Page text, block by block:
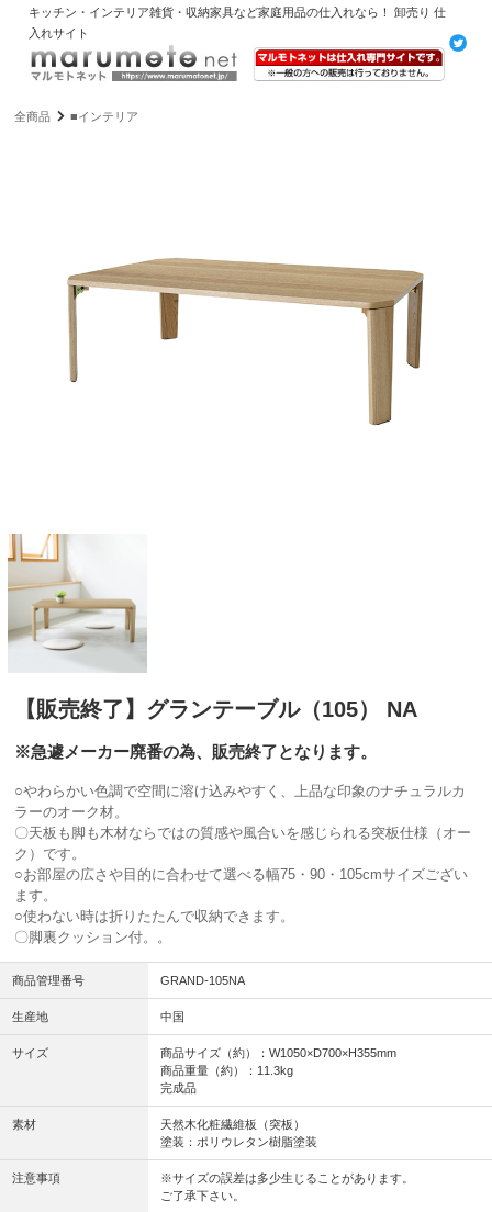
キッチン・インテリア雑貨・収納家具など家庭用品の仕入れなら！ 卸売り 仕
入れサイト
全商品 ■インテリア
【販売終了】グランテーブル（105） NA
※急遽メーカー廃番の為、販売終了となります。
○やわらかい色調で空間に溶け込みやすく、上品な印象のナチュラルカ
ラーのオーク材。
〇天板も脚も木材ならではの質感や風合いを感じられる突板仕様（オー
ク）です。
○お部屋の広さや目的に合わせて選べる幅75・90・105cmサイズござい
ます。
○使わない時は折りたたんで収納できます。
〇脚裏クッション付。。
商品管理番号 GRAND-105NA
生産地 中国
サイズ
商品サイズ（約）：W1050×D700×H355mm
商品重量（約）：11.3kg
完成品
素材
天然木化粧繊維板（突板）
塗装：ポリウレタン樹脂塗装
注意事項
※サイズの誤差は多少生じることがあります。
ご了承下さい。